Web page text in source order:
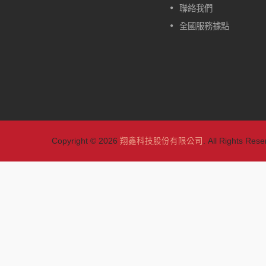
聯絡我們
全國服務據點
的。除了一般型的W417，另外還
W417-CA、W417-HA、W417-
Copyright © 2026 翔鑫科技股份有限公司 . All Rights